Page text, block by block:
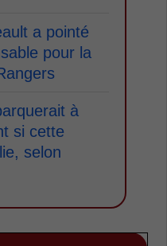
a pointé
pour la
à
si cette
selon